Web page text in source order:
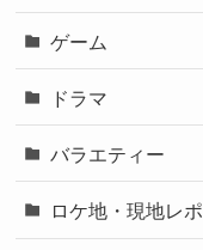
ゲーム
ドラマ
バラエティー
ロケ地・現地レポ